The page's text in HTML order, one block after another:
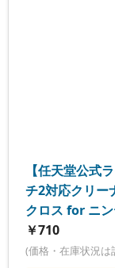
【任天堂公式
チ2対応クリー
クロス for ニ
￥710
(価格・在庫状況